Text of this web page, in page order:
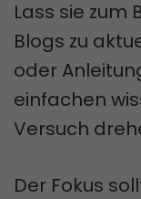
Lass sie zum
Blogs zu
oder
einfachen
Versuch
Der Fokus